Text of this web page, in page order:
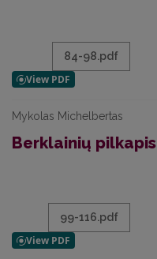
84-98.pdf
Mykolas Michelbertas
Berklainių pilkapis
99-116.pdf